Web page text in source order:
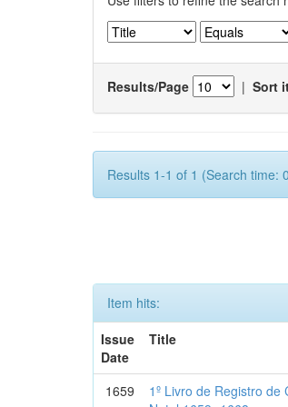
Results/Page | Sort
Results 1-1 of 1 (Search time:
Item hits:
Issue
Date
Title
1659
1º Livro de Registro